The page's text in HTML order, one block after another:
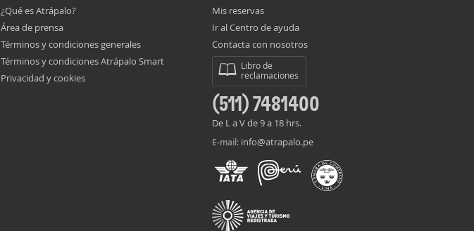
¿Qué es Atrápalo?
Área de prensa
Términos y condiciones generales
Términos y condiciones Atrápalo Smart
Privacidad y cookies
Mis reservas
Ir al Centro de ayuda
Contacta con nosotros
Libro de
reclamaciones
(511) 7481400
De L a V de 9 a 18 hrs.
E-mail: info@atrapalo.pe